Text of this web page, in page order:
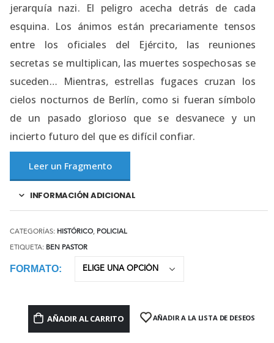
jerarquía nazi. El peligro acecha detrás de cada
esquina. Los ánimos están precariamente tensos
entre los oficiales del Ejército, las reuniones
secretas se multiplican, las muertes sospechosas se
suceden… Mientras, estrellas fugaces cruzan los
cielos nocturnos de Berlín, como si fueran símbolo
de un pasado glorioso que se desvanece y un
incierto futuro del que es difícil confiar.
Leer un Fragmento
INFORMACIÓN ADICIONAL
CATEGORÍAS: HISTÓRICO, POLICIAL
ETIQUETA: BEN PASTOR
FORMATO
AÑADIR AL CARRITO AÑADIR A LA LISTA DE DESEOS